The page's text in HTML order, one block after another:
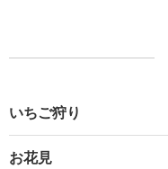
いちご狩り
お花見